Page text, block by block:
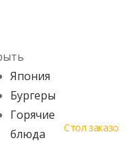
Япония
Бургеры
Горячие
блюда
Стол заказов